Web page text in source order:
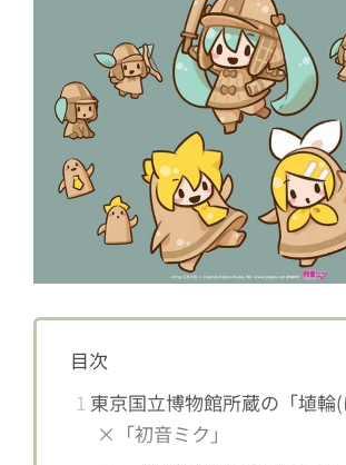
目次
1 東京国立博物館所蔵の「埴輪(
×「初音ミク」